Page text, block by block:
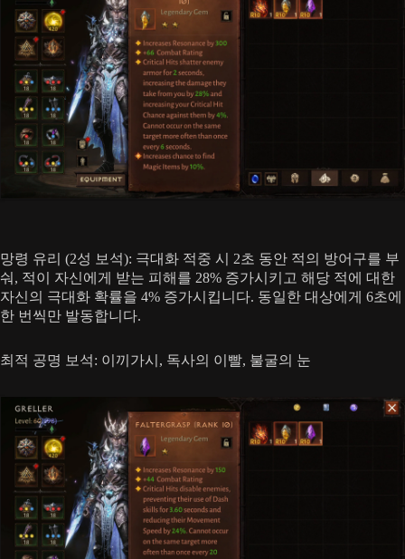
망령 유리 (2성 보석): 극대화 적중 시 2초 동안 적의 방어구를 부
숴, 적이 자신에게 받는 피해를 28% 증가시키고 해당 적에 대한
자신의 극대화 확률을 4% 증가시킵니다. 동일한 대상에게 6초에
한 번씩만 발동합니다.
최적 공명 보석: 이끼가시, 독사의 이빨, 불굴의 눈